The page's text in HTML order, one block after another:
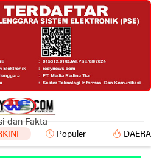
dan Fakta
Populer